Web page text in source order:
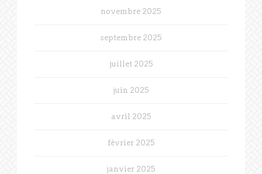
novembre 2025
septembre 2025
juillet 2025
juin 2025
avril 2025
février 2025
janvier 2025